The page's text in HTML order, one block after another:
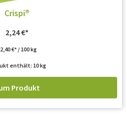
Crispi®
2,24€
€ / 100kg
enthält: 10kg
Produkt